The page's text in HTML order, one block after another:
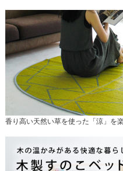
香り高い天然い草を使った「涼」を